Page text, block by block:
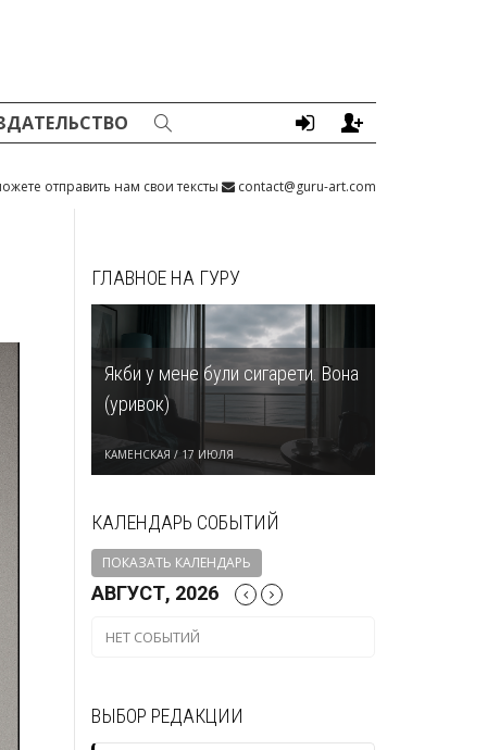
отправить нам свои тексты contact@guru-art.com
ГЛАВНОЕ НА ГУРУ
Якби у мене були сигарети. Вона
(уривок)
КАМЕНСКАЯ / 17 ИЮЛЯ
КАЛЕНДАРЬ СОБЫТИЙ
ПОКАЗАТЬ КАЛЕНДАРЬ
АВГУСТ, 2026
НЕТ СОБЫТИЙ
ВЫБОР РЕДАКЦИИ